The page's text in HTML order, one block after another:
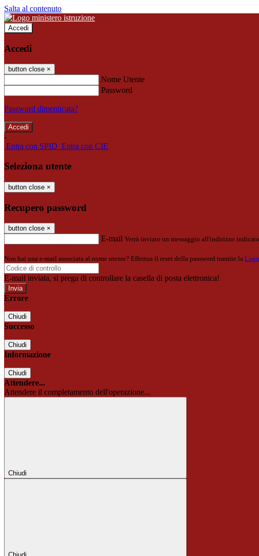
Salta al contenuto
Accedi
Accedi
button close ×
Nome Utente
Password
Password dimenticata?
-
Entra con SPID Entra con CIE
Seleziona utente
button close ×
Recupero password
button close ×
E-mail Verrà inviato un messaggio all'indirizzo
Non hai una e-mail associata al nome utente? Effettua il reset della password tramite la
E-mail inviata, si prega di controllare la casella di posta elettronica!
Errore
Chiudi
Successo
Chiudi
Informazione
Chiudi
Attendere...
Attendere il completamento dell'operazione...
Chiudi